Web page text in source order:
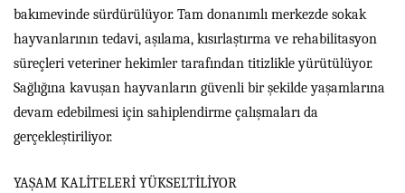
bakımevinde sürdürülüyor. Tam donanımlı merkezde sokak
hayvanlarının tedavi, aşılama, kısırlaştırma ve rehabilitasyon
süreçleri veteriner hekimler tarafından titizlikle yürütülüyor.
Sağlığına kavuşan hayvanların güvenli bir şekilde yaşamlarına
devam edebilmesi için sahiplendirme çalışmaları da
gerçekleştiriliyor.
YAŞAM KALİTELERİ YÜKSELTİLİYOR